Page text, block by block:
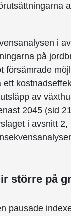
i
på
försämrade
ett
av
2045 (sid
i avsnitt
större på
pausade